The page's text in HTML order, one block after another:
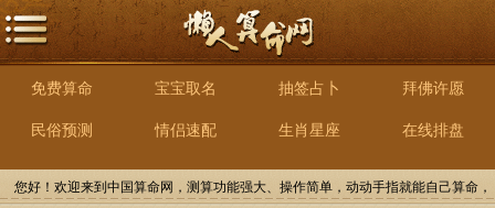
免费算命 宝宝取名 抽签占卜 拜佛许愿
民俗预测 情侣速配 生肖星座 在线排盘
您好！欢迎来到中国算命网，测算功能强大、操作简单，动动手指就能自己算命，